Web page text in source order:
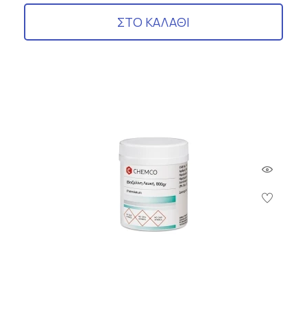
ΣΤΟ ΚΑΛΑΘΙ